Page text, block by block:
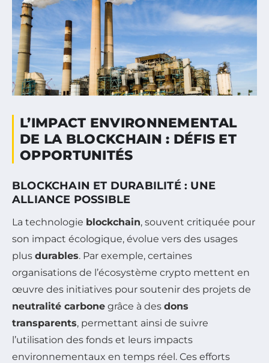
L’IMPACT ENVIRONNEMENTAL
DE LA BLOCKCHAIN : DÉFIS ET
OPPORTUNITÉS
BLOCKCHAIN ET DURABILITÉ : UNE
ALLIANCE POSSIBLE
La technologie blockchain, souvent critiquée pour
son impact écologique, évolue vers des usages
plus durables. Par exemple, certaines
organisations de l’écosystème crypto mettent en
œuvre des initiatives pour soutenir des projets de
neutralité carbone grâce à des dons
transparents, permettant ainsi de suivre
l’utilisation des fonds et leurs impacts
environnementaux en temps réel. Ces efforts